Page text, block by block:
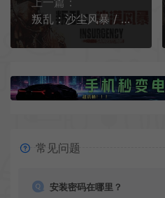
叛乱：沙尘风暴 / Insurgency Sandstorm 硬核第一人称射击游戏
常见问题
安装密码在哪里？